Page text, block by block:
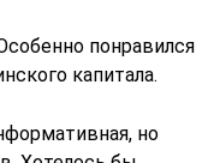
понравился
капитала.
но